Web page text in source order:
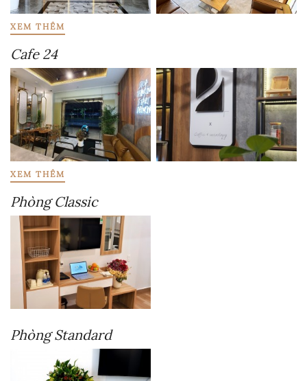
XEM THÊM
Cafe 24
XEM THÊM
Phòng Classic
Phòng Standard